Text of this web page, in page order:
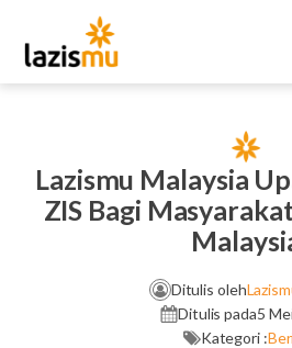
Lazismu Malaysia
ZIS Bagi
Ditulis oleh
Ditulis pada5
Kategori :